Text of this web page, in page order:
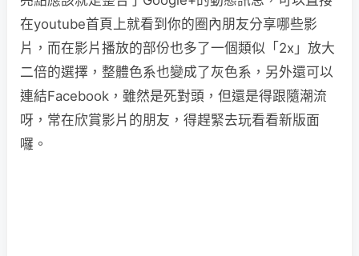
在youtube首頁上就看到你的圈內朋友分享哪些影
片，而在影片播放的部份也多了一個類似「2x」放大
二倍的選擇，整體色系也變成了灰色系，另外還可以
連結Facebook，雖然是死對頭，但還是得跟隨潮流
呀，常在欣賞影片的朋友，得趕緊去玩看看新版面
囉。